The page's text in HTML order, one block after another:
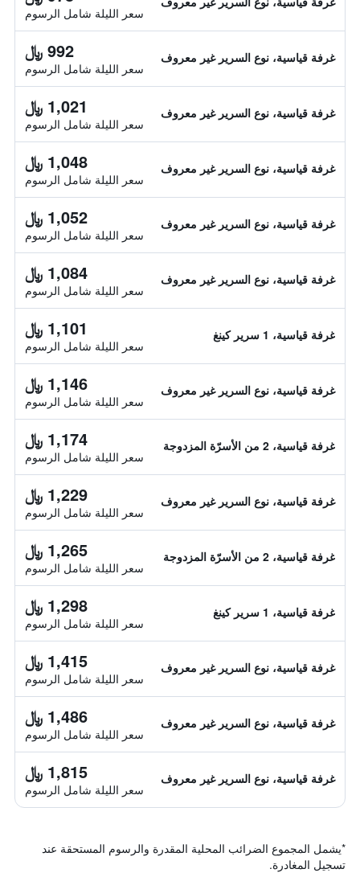
سعر الليلة شامل الرسوم
غرفة قياسية، نوع السرير غير معروف 992 ﷼
سعر الليلة شامل الرسوم
غرفة قياسية، نوع السرير غير معروف 1,021 ﷼
سعر الليلة شامل الرسوم
غرفة قياسية، نوع السرير غير معروف 1,048 ﷼
سعر الليلة شامل الرسوم
غرفة قياسية، نوع السرير غير معروف 1,052 ﷼
سعر الليلة شامل الرسوم
غرفة قياسية، نوع السرير غير معروف 1,084 ﷼
سعر الليلة شامل الرسوم
غرفة قياسية، 1 سرير كينغ 1,101 ﷼
سعر الليلة شامل الرسوم
غرفة قياسية، نوع السرير غير معروف 1,146 ﷼
سعر الليلة شامل الرسوم
غرفة قياسية، 2 من الأسرّة المزدوجة 1,174 ﷼
سعر الليلة شامل الرسوم
غرفة قياسية، نوع السرير غير معروف 1,229 ﷼
سعر الليلة شامل الرسوم
غرفة قياسية، 2 من الأسرّة المزدوجة 1,265 ﷼
سعر الليلة شامل الرسوم
غرفة قياسية، 1 سرير كينغ 1,298 ﷼
سعر الليلة شامل الرسوم
غرفة قياسية، نوع السرير غير معروف 1,415 ﷼
سعر الليلة شامل الرسوم
غرفة قياسية، نوع السرير غير معروف 1,486 ﷼
سعر الليلة شامل الرسوم
غرفة قياسية، نوع السرير غير معروف 1,815 ﷼
سعر الليلة شامل الرسوم
*يشمل المجموع الضرائب المحلية المقدرة والرسوم المستحقة عند
تسجيل المغادرة.